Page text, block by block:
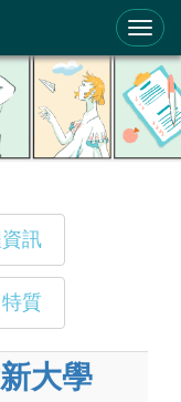
訊
質
大學